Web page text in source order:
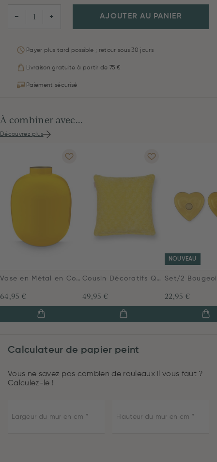
− + AJOUTER AU PANIER
Payer plus tard possible ; retour sous 30 jours
Livraison gratuite à partir de 75 €
Paiement sécurisé
À combiner avec...
Découvrez plus
Vase en Métal en Coloris Jaune 32 cm
64,95 €
Cousin Décoratifs Quilty Dreams Brillant Jaune
49,95 €
NOUVEAU
22,95 €
Calculateur de papier peint
Vous ne savez pas combien de rouleaux il vous faut ?
Calculez-le !
Largeur du mur en cm Hauteur du mur en cm